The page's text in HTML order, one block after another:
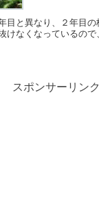
目と異なり、２年目
けなくなっているので
スポンサーリンク